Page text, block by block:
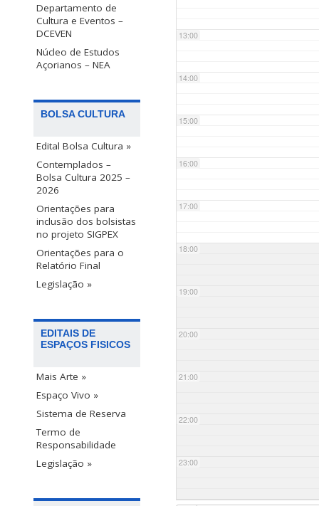
Departamento de
Cultura e Eventos –
DCEVEN
Núcleo de Estudos
Açorianos – NEA
BOLSA CULTURA
Edital Bolsa Cultura »
Contemplados –
Bolsa Cultura 2025 –
2026
Orientações para
inclusão dos bolsistas
no projeto SIGPEX
Orientações para o
Relatório Final
Legislação »
EDITAIS DE
ESPAÇOS FISICOS
Mais Arte »
Espaço Vivo »
Sistema de Reserva
Termo de
Responsabilidade
Legislação »
13:00
14:00
15:00
16:00
17:00
18:00
19:00
20:00
21:00
22:00
23:00